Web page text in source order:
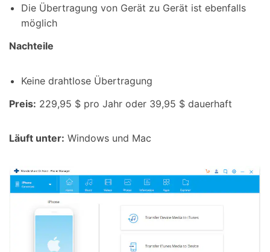
Die Übertragung von Gerät zu Gerät ist ebenfalls
möglich
Nachteile
Keine drahtlose Übertragung
Preis: 229,95 $ pro Jahr oder 39,95 $ dauerhaft
Läuft unter: Windows und Mac